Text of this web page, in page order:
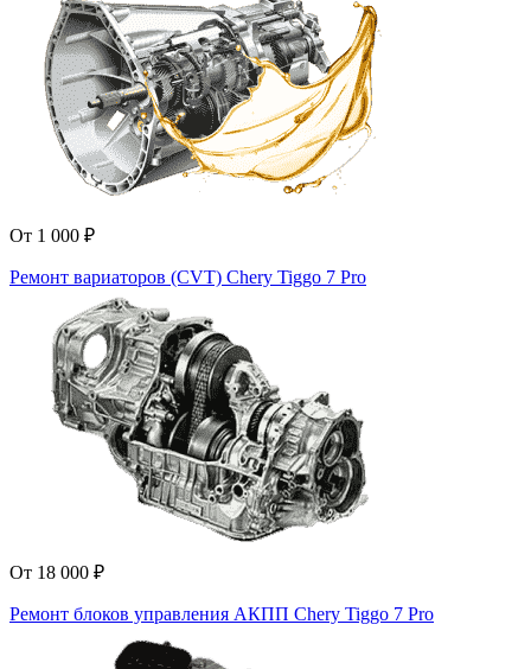
От 1 000 ₽
Ремонт вариаторов (CVT) Chery Tiggo 7 Pro
От 18 000 ₽
Ремонт блоков управления АКПП Chery Tiggo 7 Pro